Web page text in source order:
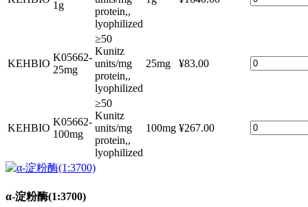
protein,,
lyophilized
KEHBIO
K05662-
25mg
≥50
Kunitz
units/mg
protein,,
lyophilized
25mg ¥83.00
KEHBIO
K05662-
100mg
≥50
Kunitz
units/mg
protein,,
lyophilized
100mg ¥267.00
α-淀粉酶(1:3700)